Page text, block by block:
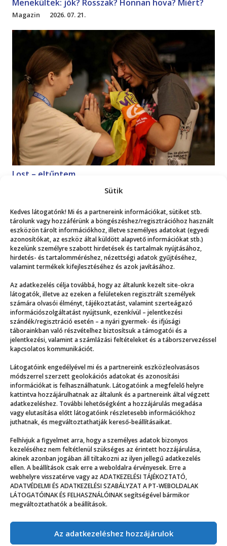
Sütik
Kedves látogatónk! Mi és a partnereink információkat, sütiket stb.
tárolunk vagy hozzáférünk a böngészéshez/regisztrációhoz használt
eszközön tárolt információkhoz, illetve személyes adatokat (egyedi
azonosítókat, az eszköz által küldött alapvető információkat stb.)
kezelünk személyre szabott hirdetések és tartalmak nyújtásához,
hirdetés- és tartalomméréshez, nézettségi adatok gyűjtéséhez,
valamint termékek kifejlesztéséhez és azok javításához.
Az adatkezelés célja továbbá, hogy az általunk kezelt site-okra
látogatók, illetve az ezeken a felületeken regisztrált személyek
számára olvasói élményt, tájékoztatást, valamint szerteágazó
információszolgáltatást nyújtsunk, ezenkívül – jelentkezési
szándék/regisztráció esetén – a nyári gyermek- és ifjúsági
táborainkban való részvételhez biztosítsuk a támogatói és a
jelentkezési, valamint a számlázási feltételeket és a táborszervezéssel
kapcsolatos kommunikációt.
Látogatóink engedélyével mi és a partnereink eszközleolvasásos
módszerrel szerzett geolokációs adatokat és azonosítási
információkat is felhasználhatunk. Látogatóink a megfelelő helyre
kattintva hozzájárulhatnak az általunk és a partnereink által végzett
adatkezeléshez. További lehetőségként a hozzájárulás megadása
vagy elutasítása előtt látogatóink részletesebb információkhoz
juthatnak, és megváltoztathatják kereső-beállításaikat.
Felhívjuk a figyelmet arra, hogy a személyes adatok bizonyos
kezeléséhez nem feltétlenül szükséges az érintett hozzájárulása,
akinek azonban jogában áll tiltakozni az ilyen jellegű adatkezelés
ellen. A beállítások csak erre a weboldalra érvényesek. Erre a
webhelyre visszatérve vagy az ADATKEZELÉSI TÁJÉKOZTATÓ,
ADATVÉDELMI ÉS ADATKEZELÉSI SZABÁLYZAT A PT-WEBOLDALAK
LÁTOGATÓINAK ÉS FELHASZNÁLÓINAK segítségével bármikor
megváltoztathatók a beállítások.
Az adatkezeléshez hozzájárulok
Menekültek: jók? Rosszak? Honnan hova? Miért?
Magazin 2026. 07. 21.
Lost – eltűntem
Mutasd a többit!
Még több
Alsógatya-fagyasztások, kajacsata és koncertek